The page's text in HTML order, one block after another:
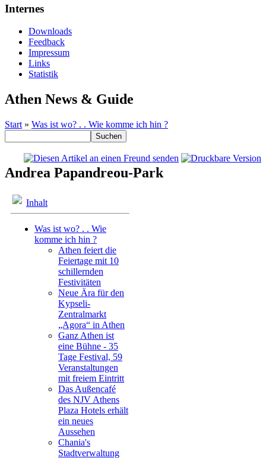
Internes
Downloads
Feedback
Impressum
Links
Statistik
Athen News & Guide
Start » Was ist wo? . . Wie komme ich hin ?
Andrea Papandreou-Park
Inhalt
Was ist wo? . . Wie
komme ich hin ?
Athen feiert die
Feiertage mit 10
schillernden
Festivitäten
Neue Ära für den
Kypseli-
Zentralmarkt
„Agora“ in Athen
Ganz Athen ist
eine Bühne - 35
Tage Festival, 59
Veranstaltungen
mit freiem Eintritt
Das Außencafé
des NJV Athens
Plaza Hotels erhält
ein neues
Aussehen
Chania's
Stadtverwaltung